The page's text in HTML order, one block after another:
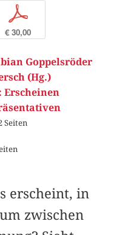
p
€ 30,00
Goppelsröder
(Hg.)
Erscheinen
Seiten
erscheint, in
zwischen